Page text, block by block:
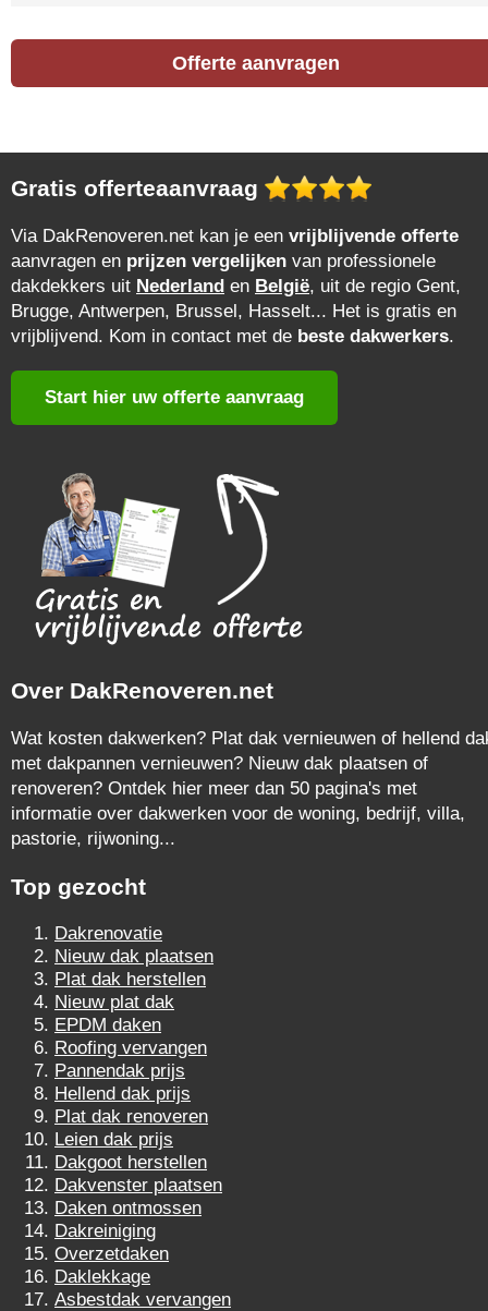
Offerte aanvragen
Gratis offerteaanvraag
Via DakRenoveren.net kan je een vrijblijvende offerte
aanvragen en prijzen vergelijken van professionele
dakdekkers uit Nederland en België, uit de regio Gent,
Brugge, Antwerpen, Brussel, Hasselt... Het is gratis en
vrijblijvend. Kom in contact met de beste dakwerkers.
Start hier uw offerte aanvraag
Over DakRenoveren.net
Wat kosten dakwerken? Plat dak vernieuwen of hellend
met dakpannen vernieuwen? Nieuw dak plaatsen of
renoveren? Ontdek hier meer dan 50 pagina's met
informatie over dakwerken voor de woning, bedrijf, villa,
pastorie, rijwoning...
Top gezocht
Dakrenovatie
Nieuw dak plaatsen
Plat dak herstellen
Nieuw plat dak
EPDM daken
Roofing vervangen
Pannendak prijs
Hellend dak prijs
Plat dak renoveren
Leien dak prijs
Dakgoot herstellen
Dakvenster plaatsen
Daken ontmossen
Dakreiniging
Overzetdaken
Daklekkage
Asbestdak vervangen